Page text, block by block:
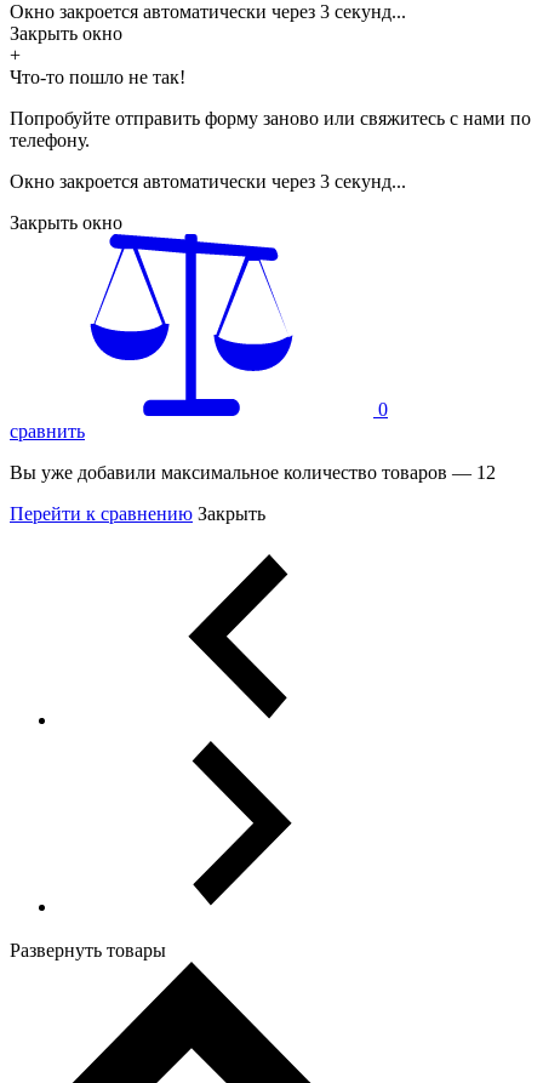
Окно закроется автоматически через 3 секунд...
Закрыть окно
+
Что-то пошло не так!
Попробуйте отправить форму заново или свяжитесь с нами по
телефону.
Окно закроется автоматически через 3 секунд...
Закрыть окно
0
сравнить
Вы уже добавили максимальное количество товаров — 12
Перейти к сравнению Закрыть
Развернуть товары